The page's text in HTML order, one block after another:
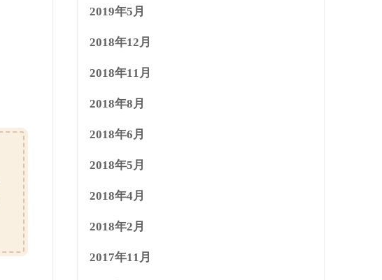
2019年5月
2018年12月
2018年11月
2018年8月
2018年6月
2018年5月
2018年4月
2018年2月
2017年11月